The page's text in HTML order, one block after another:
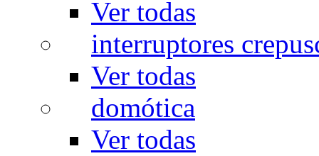
Ver todas
interruptores
Ver todas
domótica
Ver todas